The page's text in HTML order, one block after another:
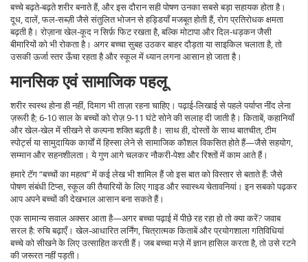
बच्चे बढ़ते‑बढ़ते शरीर बनाते हैं, और इस दौरान सही पोषण उनका सबसे बड़ा सहायक होता है।
दूध, दालें, फल‑सब्ज़ी जैसे संतुलित भोजन से हड्डियाँ मजबूत होती हैं, रोग प्रतिरोधक क्षमता
बढ़ती है। रोज़ाना खेल‑कूद न सिर्फ़ फिट रखता है, बल्कि मोटापा और दिल‑धड़कन जैसी
बीमारियों को भी रोकता है। अगर बच्चा सुबह उठकर बाहर दौड़ता या साइकिल चलाता है, तो
उसकी ऊर्जा स्तर ऊँचा रहता है और स्कूल में ध्यान लगना आसान हो जाता है।
मानसिक एवं सामाजिक पहलू
शरीर स्वस्थ होना ही नहीं, दिमाग भी ताज़ा रहना चाहिए। पढ़ाई‑लिखाई से पहले पर्याप्त नींद लेना
ज़रूरी है; 6‑10 साल के बच्चों को रोज़ 9‑11 घंटे सोने की सलाह दी जाती है। किताबें, कहानियाँ
और खेल-खेल में सीखने से कल्पना शक्ति बढ़ती है। साथ ही, दोस्तों के साथ बातचीत, टीम
स्पोर्ट्स या सामुदायिक कार्यों में हिस्सा लेने से सामाजिक कौशल विकसित होते हैं—जैसे सहयोग,
सम्मान और सहनशीलता। ये गुण आगे चलकर नौकरी‑पेशा और रिश्तों में काम आते हैं।
हमारे टॅग “बच्चों का महत्व” में कई लेख भी शामिल हैं जो इस बात को विस्तार से बताते हैं: जैसे
पोषण संबंधी टिप्स, स्कूल की तैयारियों के लिए गाइड और स्वास्थ्य चेतावनियां। इन सबको पढ़कर
आप अपने बच्चों की देखभाल आसान बना सकते हैं।
एक सामान्य सवाल अक्सर आता है—अगर बच्चा पढ़ाई में पीछे रह रहा हो तो क्या करें? जवाब
सरल है: रुचि बढ़ाएँ। खेल‑आधारित लर्निंग, चित्रात्मक किताबें और प्रयोगशाला गतिविधियां
बच्चे को सीखने के लिए उत्साहित करती हैं। जब बच्चा मज़े में ज्ञान हासिल करता है, तो उसे रटने
की जरूरत नहीं पड़ती।